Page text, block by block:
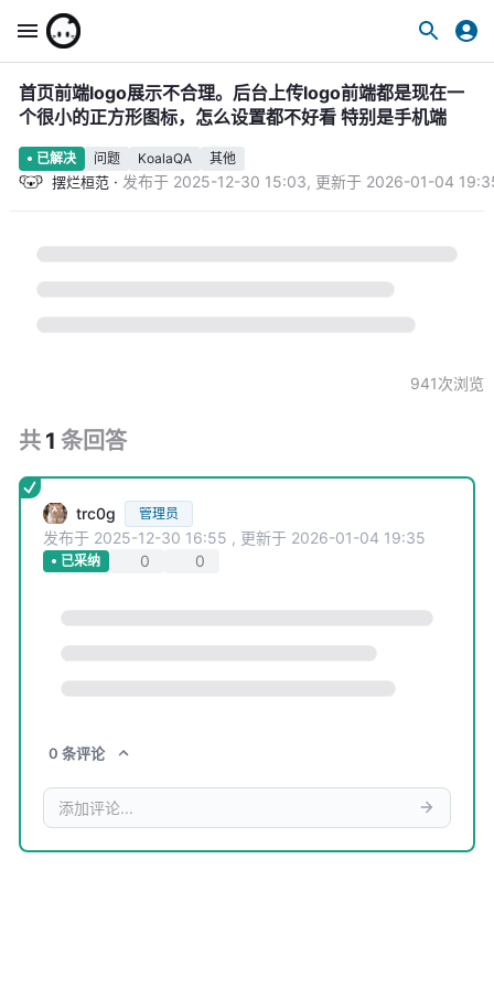
首页前端logo展示不合理。后台上传logo前端都是现在一
个很小的正方形图标，怎么设置都不好看 特别是手机端
已解决 问题 KoalaQA 其他
摆烂桓范 · 发布于 2025-12-30 15:03, 更新于 2026-01-04
941次浏览
共 1 条回答
trc0g 管理员
发布于 2025-12-30 16:55 , 更新于 2026-01-04 19:35
已采纳 0 0
0 条评论